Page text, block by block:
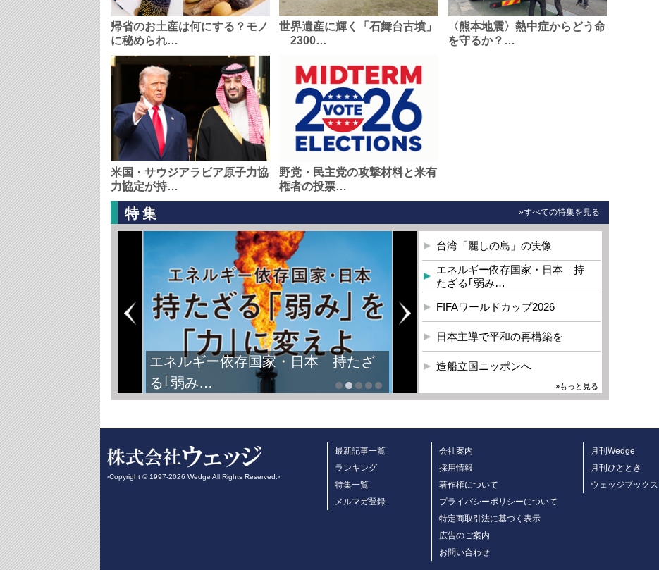
帰省のお土産は何にする？モノ
に秘められ…
世界遺産に輝く「石舞台古墳」
2300…
〈熊本地震〉熱中症からどう命
を守るか？…
米国・サウジアラビア原子力協
力協定が持…
野党・民主党の攻撃材料と米有
権者の投票…
特集 »すべての特集を見る
エネルギー依存国家・日本 持たざ
る｢弱み…
台湾「麗しの島」の実像
エネルギー依存国家・日本 持
たざる｢弱み…
FIFAワールドカップ2026
日本主導で平和の再構築を
造船立国ニッポンへ
»もっと見る
‹Copyright © 1997-2026 Wedge All Rights Reserved.›
最新記事一覧
ランキング
特集一覧
メルマガ登録
会社案内
採用情報
著作権について
プライバシーポリシーについて
特定商取引法に基づく表示
広告のご案内
お問い合わせ
月刊Wedge
月刊ひととき
ウェッジブックス